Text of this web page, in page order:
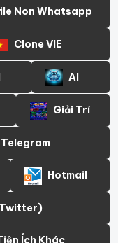
Non Whatsapp
Clone VIE
AI
Giải Trí
Telegram
Hotmail
Ích Khác